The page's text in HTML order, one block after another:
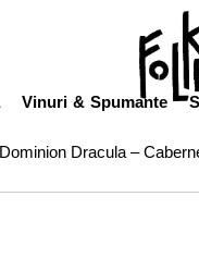
Vinuri & Spumante
Dracula –